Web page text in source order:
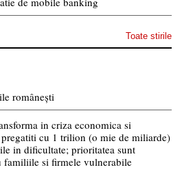
Toate stirile
românești
in criza economica si
cu 1 trilion (o mie de miliarde)
in dificultate; prioritatea sunt
familiile si firmele vulnerabile